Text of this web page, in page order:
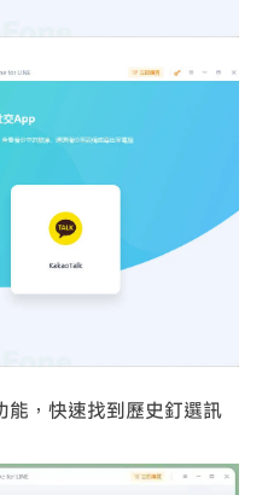
能，快速找到歷史釘選訊